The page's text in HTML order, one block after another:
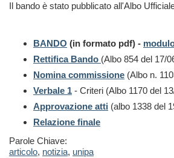
Il bando è stato pubblicato all'Albo
BANDO (in formato pdf) -
Rettifica Bando (Albo 854 del 17/
Nomina commissione (Albo n.
Verbale 1 - Criteri (Albo 1170 del
Approvazione atti (albo 1338 del
Relazione finale
Parole Chiave:
articolo, notizia, unipa